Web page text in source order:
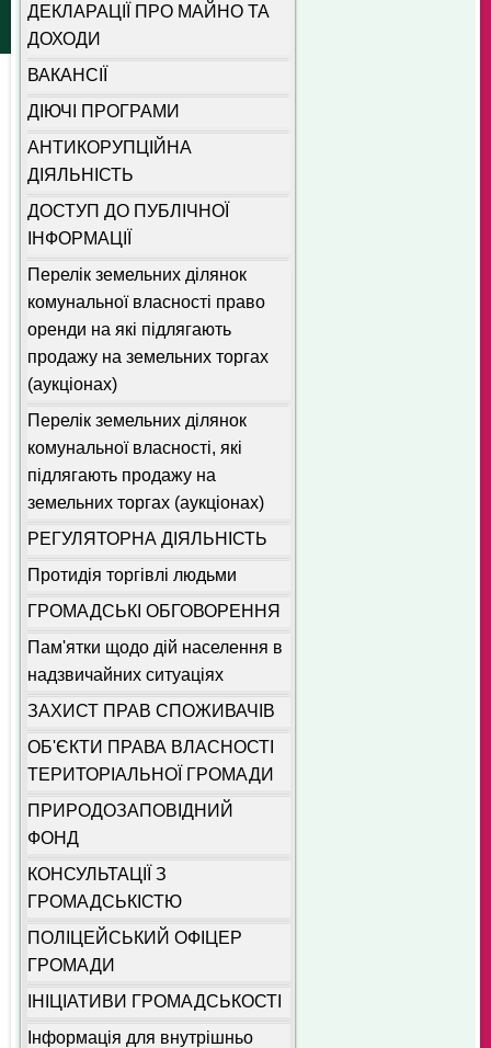
ДЕКЛАРАЦІЇ ПРО МАЙНО ТА
ДОХОДИ
ВАКАНСІЇ
ДІЮЧІ ПРОГРАМИ
АНТИКОРУПЦІЙНА
ДІЯЛЬНІСТЬ
ДОСТУП ДО ПУБЛІЧНОЇ
ІНФОРМАЦІЇ
Перелік земельних ділянок
комунальної власності право
оренди на які підлягають
продажу на земельних торгах
(аукціонах)
Перелік земельних ділянок
комунальної власності, які
підлягають продажу на
земельних торгах (аукціонах)
РЕГУЛЯТОРНА ДІЯЛЬНІСТЬ
Протидія торгівлі людьми
ГРОМАДСЬКІ ОБГОВОРЕННЯ
Пам'ятки щодо дій населення в
надзвичайних ситуаціях
ЗАХИСТ ПРАВ СПОЖИВАЧІВ
ОБ'ЄКТИ ПРАВА ВЛАСНОСТІ
ТЕРИТОРІАЛЬНОЇ ГРОМАДИ
ПРИРОДОЗАПОВІДНИЙ
ФОНД
КОНСУЛЬТАЦІЇ З
ГРОМАДСЬКІСТЮ
ПОЛІЦЕЙСЬКИЙ ОФІЦЕР
ГРОМАДИ
ІНІЦІАТИВИ ГРОМАДСЬКОСТІ
Інформація для внутрішньо